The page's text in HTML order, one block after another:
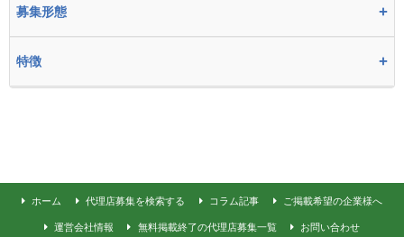
募集形態 +
特徴 +
ホーム 代理店募集を検索する コラム記事 ご掲載希望の企業様へ
運営会社情報 無料掲載終了の代理店募集一覧 お問い合わせ